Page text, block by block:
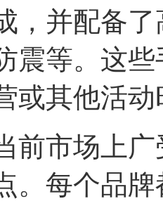
，并配备
震等。这
或其他活
前市场上
。每个品